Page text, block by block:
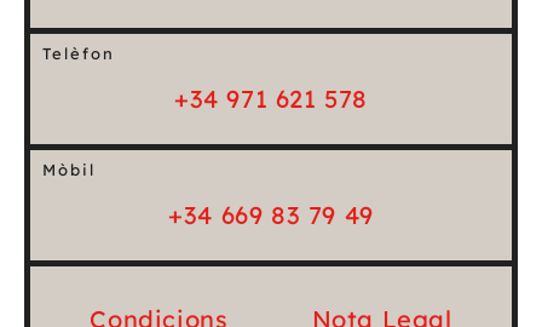
Telèfon
+34 971 621 578
Mòbil
+34 669 83 79 49
Condicions Nota Legal